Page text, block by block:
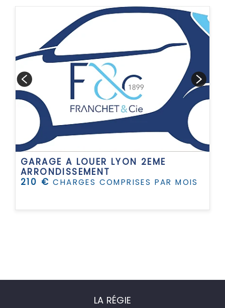
GARAGE A LOUER LYON 2EME
ARRONDISSEMENT
210 €CHARGES COMPRISES PAR MOIS
LA RÉGIE